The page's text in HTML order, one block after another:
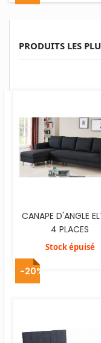
PRODUITS LES
CANAPE D'ANGLE
4 PLACES
Stock épuisé
-20%